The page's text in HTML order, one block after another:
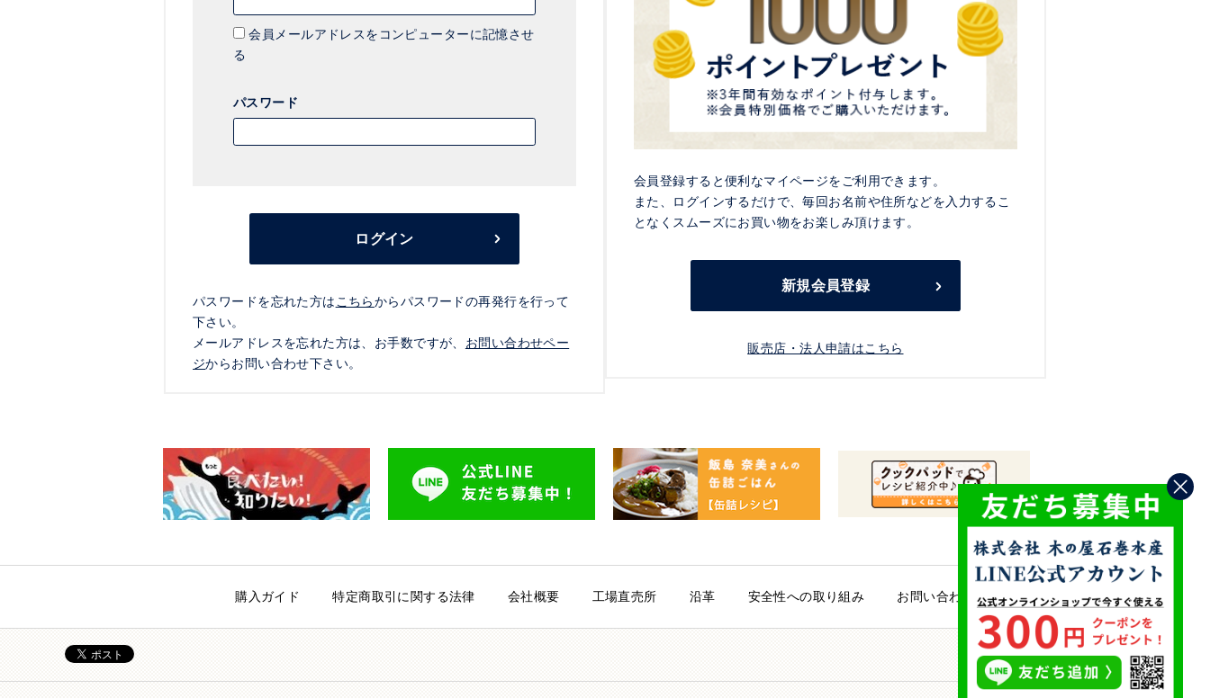
会員メールアドレスをコンピューターに記憶させ
る
パスワード
ログイン
パスワードを忘れた方は こちらからパスワードの再発行を行って
下さい。
メールアドレスを忘れた方は、お手数ですが、 お問い合わせペー
ジからお問い合わせ下さい。
会員登録すると便利なマイページをご利用できます。
また、ログインするだけで、毎回お名前や住所などを入力するこ
となくスムーズにお買い物をお楽しみ頂けます。
新規会員登録
販売店・法人申請はこちら
購入ガイド 特定商取引に関する法律 会社概要 工場直売所 沿革 安全性への取り組み お問い合わせ
PAGE TOP